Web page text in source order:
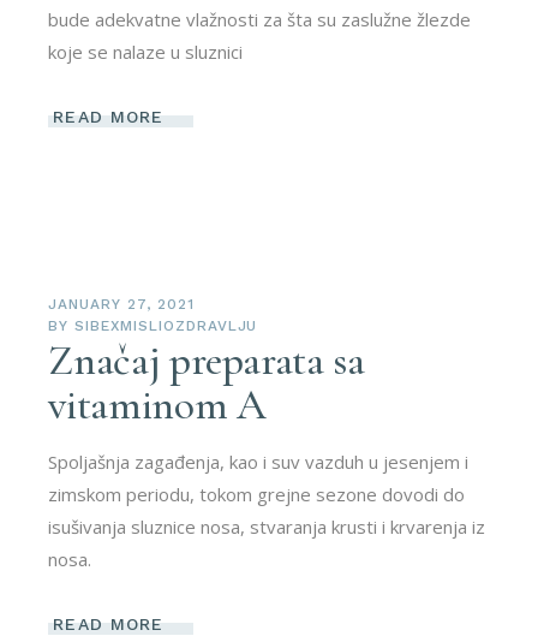
bude adekvatne vlažnosti za šta su zaslužne žlezde
koje se nalaze u sluznici
READ MORE
JANUARY 27, 2021
BY SIBEXMISLIOZDRAVLJU
Značaj preparata sa
vitaminom A
Spoljašnja zagađenja, kao i suv vazduh u jesenjem i
zimskom periodu, tokom grejne sezone dovodi do
isušivanja sluznice nosa, stvaranja krusti i krvarenja iz
nosa.
READ MORE